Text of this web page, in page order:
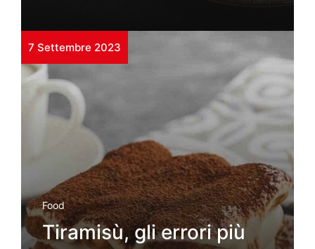
7 Settembre 2023
Food
Tiramisù, gli errori più